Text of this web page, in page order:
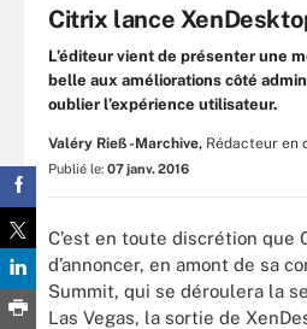
Citrix lance
L’éditeur vient de présenter une
belle aux améliorations côté
oublier l’expérience utilisateur.
Valéry Rieß-Marchive, Rédacteur en
Publié le: 07 janv. 2016
C’est en toute discrétion que
d’annoncer, en amont de sa
Summit, qui se déroulera la
Las Vegas, la sortie de